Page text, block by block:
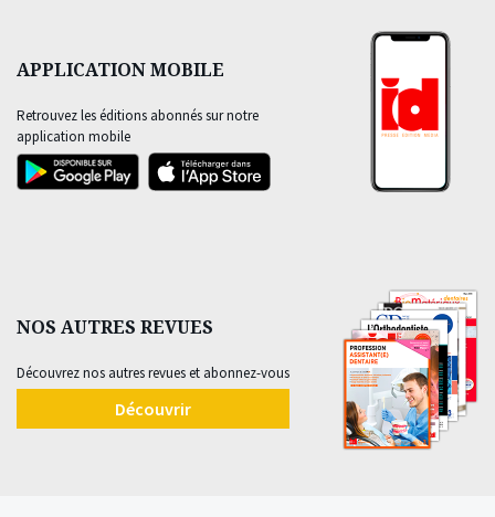
APPLICATION MOBILE
Retrouvez les éditions abonnés sur notre
application mobile
NOS AUTRES REVUES
Découvrez nos autres revues et abonnez-vous
Découvrir